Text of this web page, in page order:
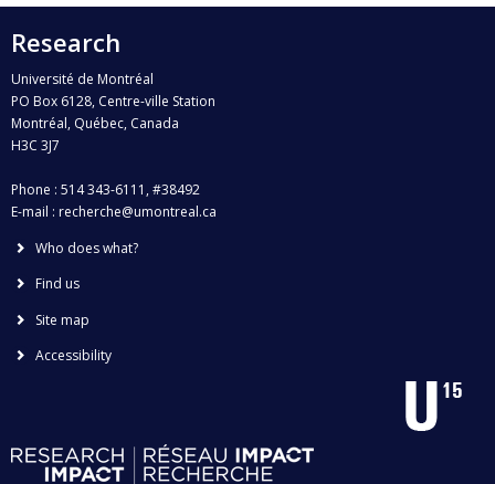
Research
Université de Montréal
PO Box 6128, Centre-ville Station
Montréal, Québec, Canada
H3C 3J7
Phone : 514 343-6111, #38492
E-mail : recherche@umontreal.ca
Who does what?
Find us
Site map
Accessibility